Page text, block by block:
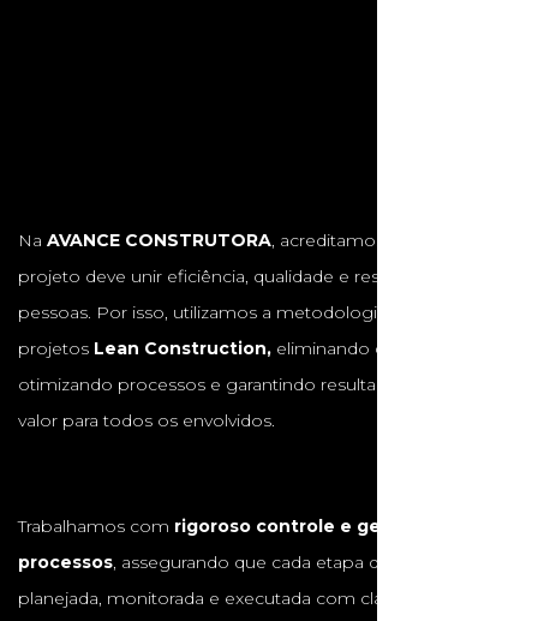
Na AVANCE CONSTRUTORA, acreditamos que cada
projeto deve unir eficiência, qualidade e respeito às
pessoas. Por isso, utilizamos a metodologia de gestão de
projetos Lean Construction, eliminando desperdícios,
otimizando processos e garantindo resultados com maior
valor para todos os envolvidos.
Trabalhamos com rigoroso controle e gestão de
processos, assegurando que cada etapa da obra seja
planejada, monitorada e executada com clareza e